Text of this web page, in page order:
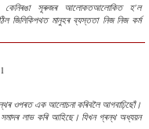
কেনিৰঙা সূৰুজৰ আলোকতআলোকিত হ'ল
জিলিকিপথত মানুহৰ ব্যস্ততা নিজ নিজ কৰ্ম
ওপৰত এক আলোচনা কৰিবলৈ আগবাঢ়িছোঁ।
লাভ কৰি আহিছে। যিখন গ্ৰন্থ অধ্যয়ন